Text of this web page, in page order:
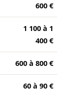
600 €
1 100 à 1
400 €
600 à 800 €
60 à 90 €